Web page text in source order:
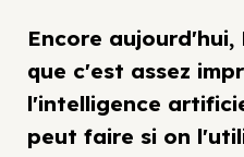
Encore
que c'est assez
l'intelligence
peut faire si on